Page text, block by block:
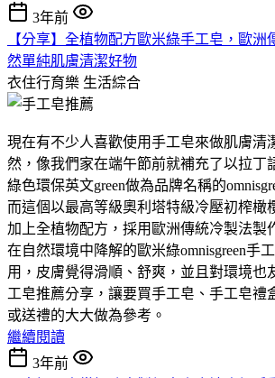
3年前
【分享】全植物配方歐米綠手工皂，歐洲
然單純肌膚清潔好物
衣住行育樂 生活綜合
現在有不少人喜歡使用手工皂來做肌膚清
然，像我們家在端午節前就補充了以拉丁
綠色環保英文green做為品牌名稱的
而這個以最高等級奧利塔特級冷壓初榨橄
加上全植物配方，採用歐洲傳統冷製法製
在自然環境中降解的歐米綠omnisgreen手
用，皮膚覺得滑順、舒爽，並且對環境也
工皂推薦分享，讓要買手工皂、手工皂禮
或送禮的大大做為參考。
繼續閱讀
3年前